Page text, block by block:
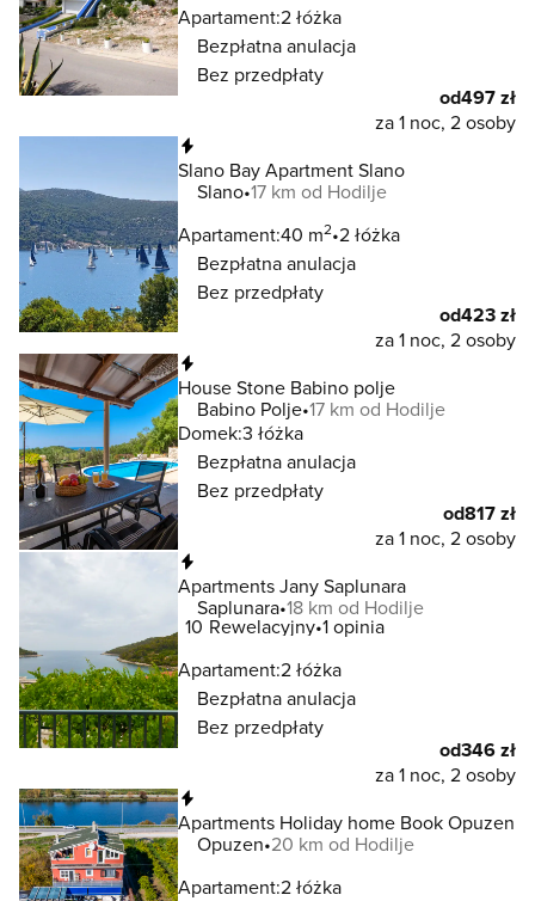
Apartament:2 łóżka
Bezpłatna anulacja
Bez przedpłaty
od497 zł
za 1 noc, 2 osoby
Slano Bay Apartment Slano
Slano 17 km od Hodilje
Apartament:40 m2 2 łóżka
Bezpłatna anulacja
Bez przedpłaty
od423 zł
za 1 noc, 2 osoby
House Stone Babino polje
Babino Polje 17 km od Hodilje
Domek:3 łóżka
Bezpłatna anulacja
Bez przedpłaty
od817 zł
za 1 noc, 2 osoby
Apartments Jany Saplunara
Saplunara 18 km od Hodilje
10 Rewelacyjny 1 opinia
Apartament:2 łóżka
Bezpłatna anulacja
Bez przedpłaty
od346 zł
za 1 noc, 2 osoby
Apartments Holiday home Book Opuzen
Opuzen 20 km od Hodilje
Apartament:2 łóżka